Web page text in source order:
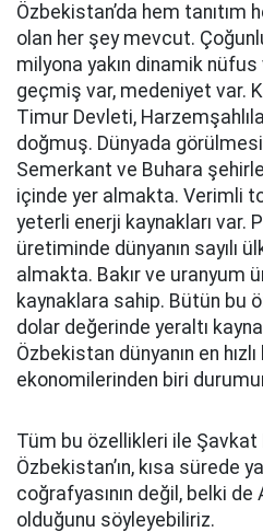
Özbekistan’da hem tanıtım
olan her şey mevcut.
milyona yakın dinamik nüfus
geçmiş var, medeniyet var.
Timur Devleti,
doğmuş. Dünyada
Semerkant ve Buhara
içinde yer almakta. Verimli
yeterli enerji kaynakları var.
üretiminde dünyanın sayılı
almakta. Bakır ve uranyum
kaynaklara sahip. Bütün bu
dolar değerinde yeraltı
Özbekistan dünyanın en
ekonomilerinden biri
Tüm bu özellikleri ile
Özbekistan’ın, kısa sürede
coğrafyasının değil, belki de
olduğunu söyleyebiliriz.